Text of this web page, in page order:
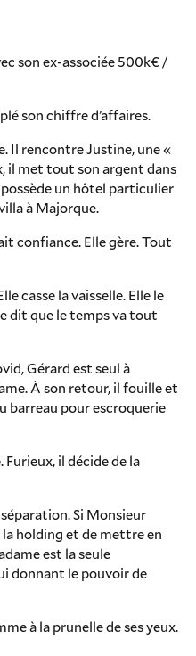
son ex-associée 500k€ /
son chiffre d’affaires.
Il rencontre Justine, une «
il met tout son argent dans
un hôtel particulier
à Majorque.
confiance. Elle gère. Tout
casse la vaisselle. Elle le
dit que le temps va tout
Gérard est seul à
À son retour, il fouille et
barreau pour escroquerie
il décide de la
Si Monsieur
holding et de mettre en
est la seule
donnant le pouvoir de
à la prunelle de ses yeux.